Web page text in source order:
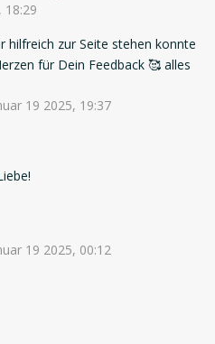
18:29
hilfreich zur Seite stehen konnte
für Dein Feedback 🥰 alles
19 2025, 19:37
19 2025, 00:12